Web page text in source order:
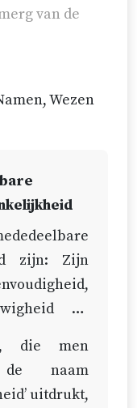
van de
Wezen
zijn: Zijn
en
die men
naam
uitdrukt,